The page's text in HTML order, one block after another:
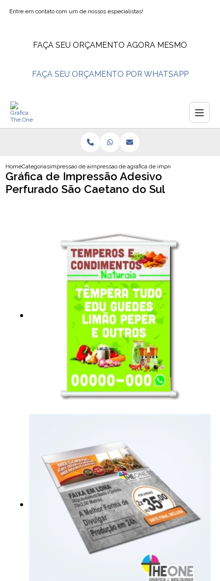
Entre em contato com um de nossos especialistas!
FAÇA SEU ORÇAMENTO AGORA MESMO
FAÇA SEU ORÇAMENTO POR WHATSAPP
HomeCategoriasimpressao de adesivosimpressao de adesivo envelopamento
grafica de impressao adesivo
Gráfica de Impressão Adesivo
Perfurado São Caetano do Sul